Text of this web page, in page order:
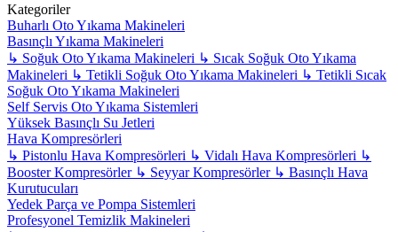
Kategoriler
Buharlı Oto Yıkama Makineleri
Basınçlı Yıkama Makineleri
↳ Soğuk Oto Yıkama Makineleri ↳ Sıcak Soğuk Oto Yıkama
Makineleri ↳ Tetikli Soğuk Oto Yıkama Makineleri ↳ Tetikli Sıcak
Soğuk Oto Yıkama Makineleri
Self Servis Oto Yıkama Sistemleri
Yüksek Basınçlı Su Jetleri
Hava Kompresörleri
↳ Pistonlu Hava Kompresörleri ↳ Vidalı Hava Kompresörleri ↳
Booster Kompresörler ↳ Seyyar Kompresörler ↳ Basınçlı Hava
Kurutucuları
Yedek Parça ve Pompa Sistemleri
Profesyonel Temizlik Makineleri